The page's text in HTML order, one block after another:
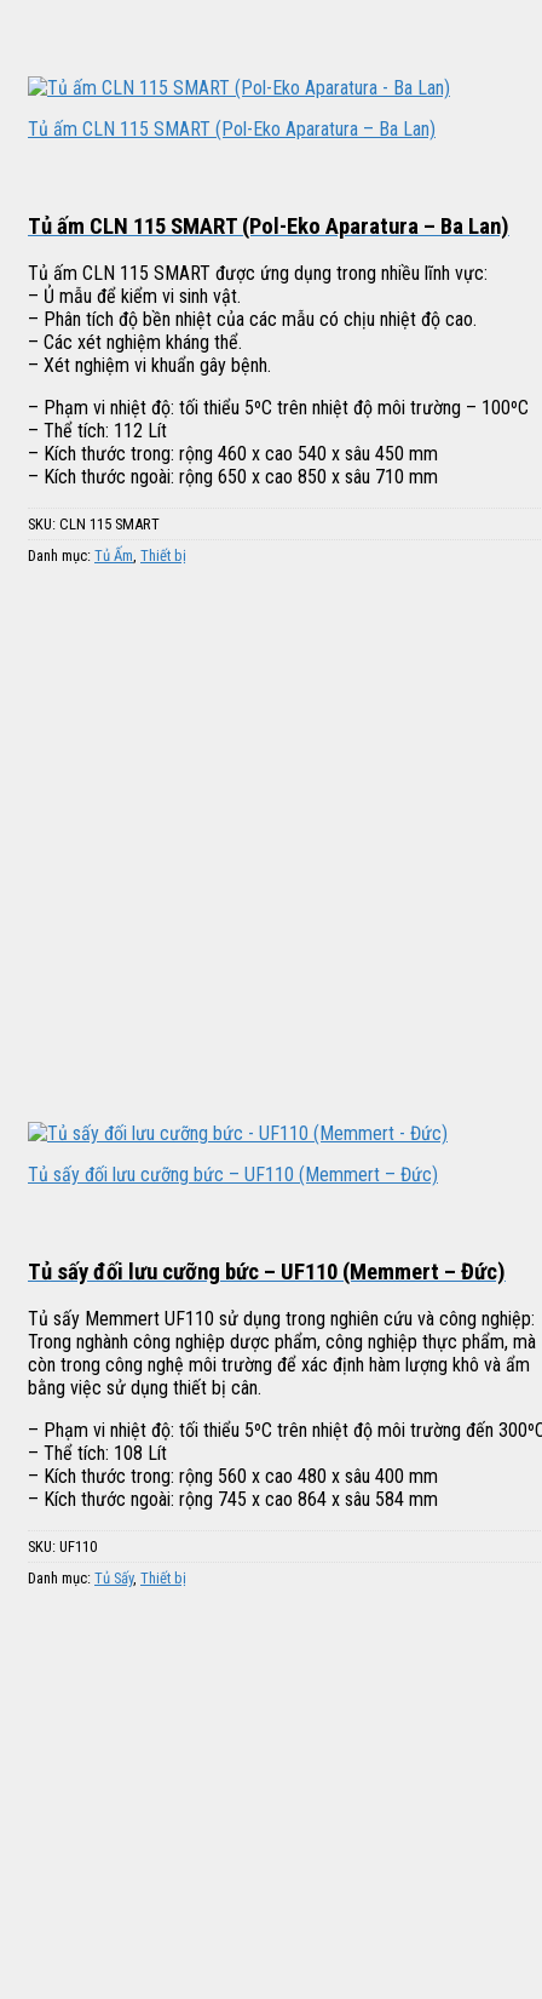
Tủ ấm CLN 115 SMART (Pol-Eko Aparatura – Ba Lan)
Tủ ấm CLN 115 SMART (Pol-Eko Aparatura – Ba Lan)
Tủ ấm CLN 115 SMART được ứng dụng trong nhiều lĩnh vực:
– Ủ mẫu để kiểm vi sinh vật.
– Phân tích độ bền nhiệt của các mẫu có chịu nhiệt độ cao.
– Các xét nghiệm kháng thể.
– Xét nghiệm vi khuẩn gây bệnh.
– Phạm vi nhiệt độ: tối thiểu 5ºC trên nhiệt độ môi trường – 100ºC
– Thể tích: 112 Lít
– Kích thước trong: rộng 460 x cao 540 x sâu 450 mm
– Kích thước ngoài: rộng 650 x cao 850 x sâu 710 mm
SKU: CLN 115 SMART
Danh mục: Tủ Ấm, Thiết bị
Tủ sấy đối lưu cưỡng bức – UF110 (Memmert – Đức)
Tủ sấy đối lưu cưỡng bức – UF110 (Memmert – Đức)
Tủ sấy Memmert UF110 sử dụng trong nghiên cứu và công nghiệp:
Trong nghành công nghiệp dược phẩm, công nghiệp thực phẩm, mà
còn trong công nghệ môi trường để xác định hàm lượng khô và ẩm
bằng việc sử dụng thiết bị cân.
– Phạm vi nhiệt độ: tối thiểu 5ºC trên nhiệt độ môi trường đến
– Thể tích: 108 Lít
– Kích thước trong: rộng 560 x cao 480 x sâu 400 mm
– Kích thước ngoài: rộng 745 x cao 864 x sâu 584 mm
SKU: UF110
Danh mục: Tủ Sấy, Thiết bị